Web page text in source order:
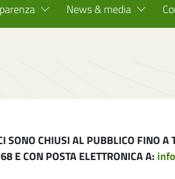
News & media
SONO CHIUSI AL PUBBLICO FINO
E CON POSTA ELETTRONICA A: